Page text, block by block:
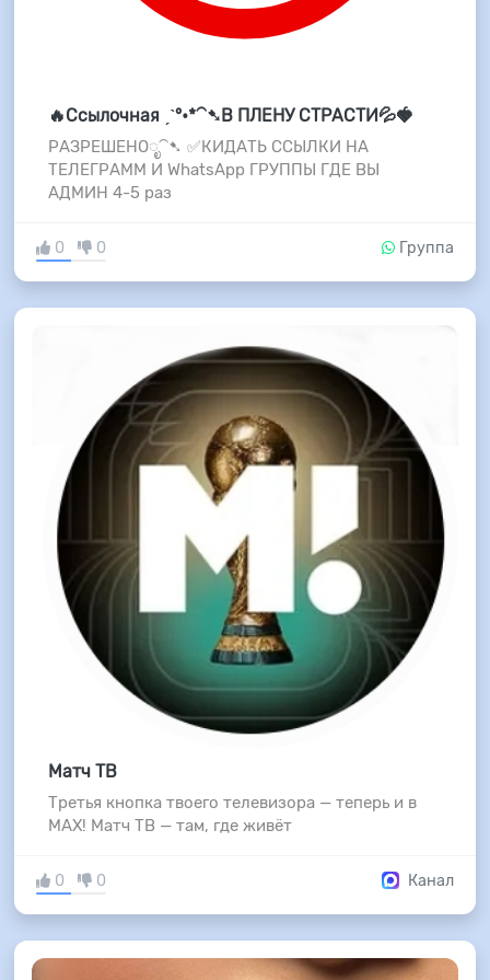
🔥Ссылочная ˏˋ°•*⁀➷В ПЛЕНУ СТРАСТИ💦🍓
РАЗРЕШЕНОೃ⁀➷ ✅КИДАТЬ ССЫЛКИ НА
ТЕЛЕГРАММ И WhatsApp ГРУППЫ ГДЕ ВЫ
АДМИН 4-5 раз
0 0 Группа
Матч ТВ
Третья кнопка твоего телевизора — теперь и в
MAX! Матч ТВ — там, где живёт
0 0 Канал